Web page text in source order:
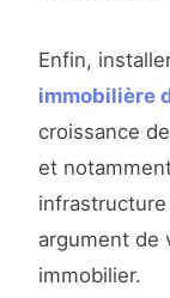
Enfin,
immobilière
croissance
et
argument de
immobilier.